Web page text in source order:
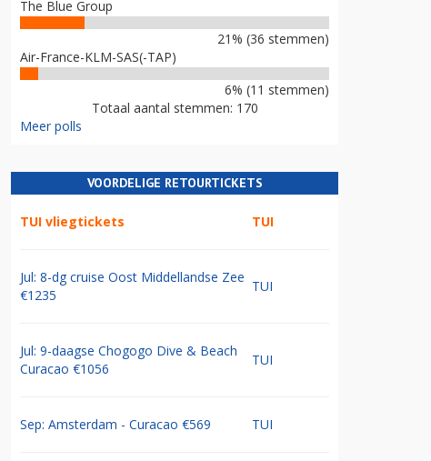
The Blue Group
21% (36 stemmen)
Air-France-KLM-SAS(-TAP)
6% (11 stemmen)
Totaal aantal stemmen: 170
Meer polls
VOORDELIGE RETOURTICKETS
TUI vliegtickets TUI
Jul: 8-dg cruise Oost Middellandse Zee
€1235
TUI
Jul: 9-daagse Chogogo Dive & Beach
Curacao €1056
TUI
Sep: Amsterdam - Curacao €569 TUI